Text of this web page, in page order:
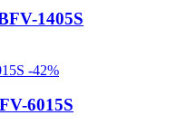
1405S
-42%
6015S